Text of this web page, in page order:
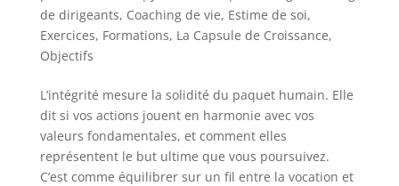
de dirigeants, Coaching de vie, Estime de soi,
Exercices, Formations, La Capsule de Croissance,
Objectifs
L’intégrité mesure la solidité du paquet humain. Elle
dit si vos actions jouent en harmonie avec vos
valeurs fondamentales, et comment elles
représentent le but ultime que vous poursuivez.
C’est comme équilibrer sur un fil entre la vocation et